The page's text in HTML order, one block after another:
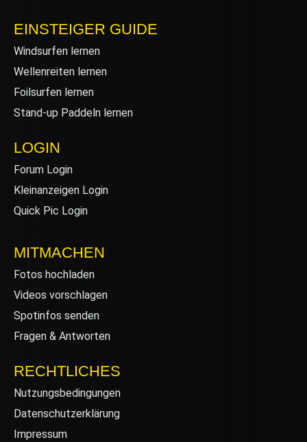
EINSTEIGER GUIDE
Windsurfen lernen
Wellenreiten lernen
Foilsurfen lernen
Stand-up Paddeln lernen
LOGIN
Forum Login
Kleinanzeigen Login
Quick Pic Login
MITMACHEN
Fotos hochladen
Videos vorschlagen
Spotinfos senden
Fragen & Antworten
RECHTLICHES
Nutzungsbedingungen
Datenschutzerklärung
Impressum